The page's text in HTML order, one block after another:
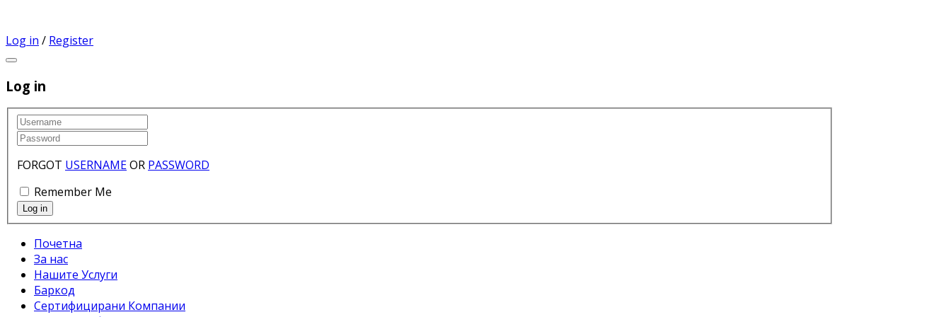
Log in / Register
Log in
FORGOT USERNAMEOR PASSWORD
Remember Me
Почетна
За нас
Нашите Услуги
Баркод
Сертифицирани Компании